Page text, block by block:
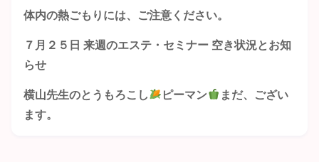
体内の熱ごもりには、ご注意ください。
７月２５日 来週のエステ・セミナー 空き状況とお知
らせ
横山先生のとうもろこし ピーマン
まだ、ござい
ます。